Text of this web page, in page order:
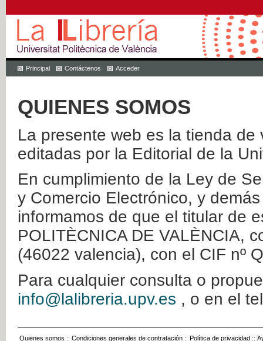
Principal Contáctenos Acceder
QUIENES SOMOS
La presente web es la tienda
editadas por la Editorial de la
En cumplimiento de la Ley de
y Comercio Electrónico, y
informamos de que el titular de
POLITÈCNICA DE VALÈNCIA,
(46022 valencia), con el CIF nº
Para cualquier consulta o
info@lalibreria.upv.es , o en el
Quienes somos :: Condiciones generales de contratación :: Política de privacidad ::